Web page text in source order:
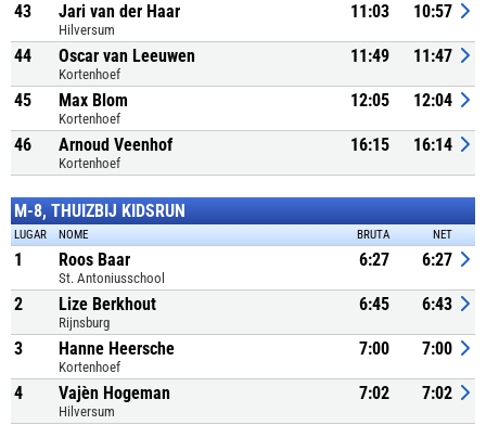
43 Jari van der Haar
Hilversum
11:03 10:57
44 Oscar van Leeuwen
Kortenhoef
11:49 11:47
45 Max Blom
Kortenhoef
12:05 12:04
46 Arnoud Veenhof
Kortenhoef
16:15 16:14
M-8, THUIZBIJ KIDSRUN
LUGAR NOME BRUTA NET
1 Roos Baar
St. Antoniusschool
6:27 6:27
2 Lize Berkhout
Rijnsburg
6:45 6:43
3 Hanne Heersche
Kortenhoef
7:00 7:00
4 Vajèn Hogeman
Hilversum
7:02 7:02